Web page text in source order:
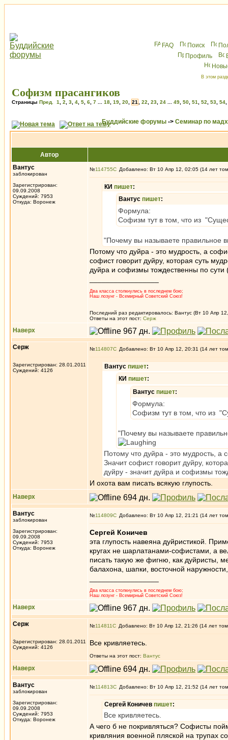
FAQ Поиск
Профиль
В этом
Софизм прасангиков
Страницы Пред. 1 2 3 4 5 6 7 18 19 20 21 22 23 24 49 50 51 52 53 54
Буддийские форумы -> Семинар по
Автор
Вантус
заблокирован
Зарегистрирован:
09.09.2008
Суждений: 7953
Откуда: Воронеж
№114755 Добавлено: Вт 10 Апр 12, 02:05 (14 лет
КИ пишет:
Вантус пишет:
Формула:
Софизм тут в том, что из
"Почему вы называете
Потому что дуйра - это мудрость, а
софист говорит дуйру, которая суть
дуйра и софизмы тождественны по
Два класса столкнулись в последнем бою;
Наш лозунг - Всемирный Советский Союз!
Последний раз редактировалось: Вантус (Вт 10 Апр
Ответы на этот пост: Серж
Наверх
Серж
Зарегистрирован: 28.01.2011
Суждений: 4126
№114807 Добавлено: Вт 10 Апр 12, 20:31 (14 лет
Вантус пишет:
КИ пишет:
Вантус пишет:
Формула:
Софизм тут в том, что из
"Почему вы называете
Потому что дуйра - это мудрость, а
Значит софист говорит дуйру,
дуйру - значит дуйра и софизмы
И охота вам писать всякую глупость.
Наверх
Вантус
заблокирован
Зарегистрирован:
09.09.2008
Суждений: 7953
Откуда: Воронеж
№114809 Добавлено: Вт 10 Апр 12, 21:21 (14 лет
Сергей Коничев
эта глупость навеяна дуйристикой.
кругах не шарлатанами-софистами, а
писать такую же фигню, как дуйристы,
балахона, шапки, восточной
Два класса столкнулись в последнем бою;
Наш лозунг - Всемирный Советский Союз!
Наверх
Серж
Зарегистрирован: 28.01.2011
Суждений: 4126
№114811 Добавлено: Вт 10 Апр 12, 21:26 (14 лет
Все кривляетесь.
Ответы на этот пост: Вантус
Наверх
Вантус
заблокирован
Зарегистрирован:
09.09.2008
Суждений: 7953
Откуда: Воронеж
№114813 Добавлено: Вт 10 Апр 12, 21:52 (14 лет
Сергей Коничев пишет:
Все кривляетесь.
А чего б не покривляться? Софисты
кривляния военной пляской на трупах